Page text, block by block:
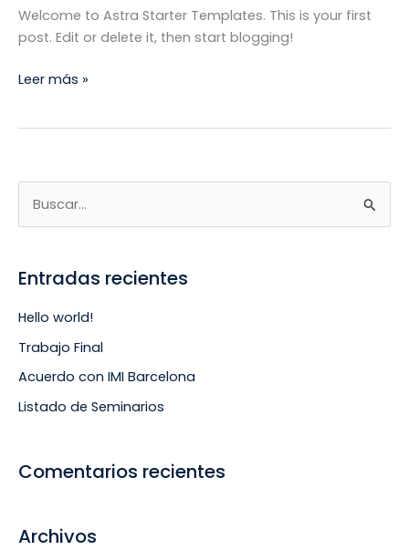
Welcome to Astra Starter Templates. This is your first
post. Edit or delete it, then start blogging!
Leer más »
c
a
r
Entradas recientes
Hello world!
Trabajo Final
Acuerdo con IMI Barcelona
Listado de Seminarios
Comentarios recientes
Archivos